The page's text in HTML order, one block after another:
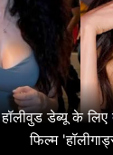
हॉलीवुड डेब्यू के
फिल्म